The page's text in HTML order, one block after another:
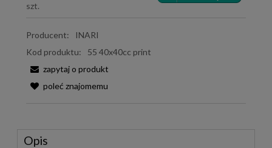
szt.
Producent:
INARI
Kod produktu:
55 40x40cc print
zapytaj o produkt
poleć znajomemu
Opis